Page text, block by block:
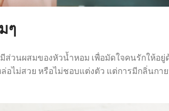
ๆ
วนผสมของหัวน้ำหอม เพื่อมัดใจคนรักให้อ
ไม่สวย หรือไม่ชอบแต่งตัว แต่การมีกลิ่นกา